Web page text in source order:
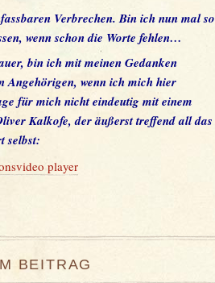
Verbrechen. Bin ich nun mal so
wenn schon die Worte fehlen…
bin ich mit meinen Gedanken
Angehörigen, wenn ich mich hier
für mich nicht eindeutig mit einem
Kalkofe, der äußerst treffend all das
selbst:
video player
BEITRAG